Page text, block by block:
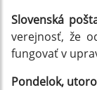
Slovenská
verejnosť, že
fungovať v
Pondelok,